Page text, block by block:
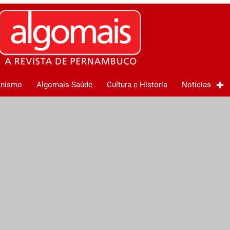
Algomais Saúde Cultura e Historia Notícias